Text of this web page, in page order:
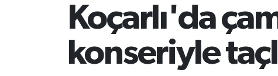
Koçarlı'da
konseriyle